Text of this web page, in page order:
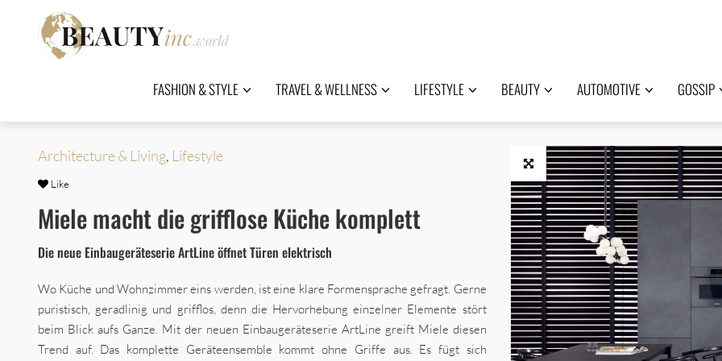
FASHION & STYLE TRAVEL & WELLNESS LIFESTYLE BEAUTY AUTOMOTIVE GOSSIP
Architecture & Living, Lifestyle
Like
Miele macht die grifflose Küche komplett
Die neue Einbaugeräteserie ArtLine öffnet Türen elektrisch
Wo Küche und Wohnzimmer eins werden, ist eine klare Formensprache gefragt. Gerne
puristisch, geradlinig und grifflos, denn die Hervorhebung einzelner Elemente stört
beim Blick aufs Ganze. Mit der neuen Einbaugeräteserie ArtLine greift Miele diesen
Trend auf. Das komplette Geräteensemble kommt ohne Griffe aus. Es fügt sich